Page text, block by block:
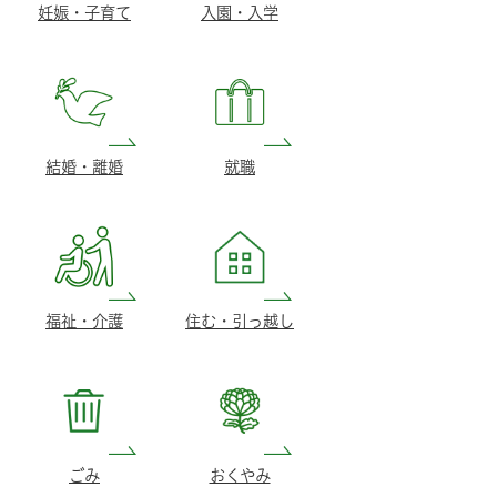
妊娠・子育て 入園・入学
結婚・離婚 就職
福祉・介護 住む・引っ越し
ごみ おくやみ